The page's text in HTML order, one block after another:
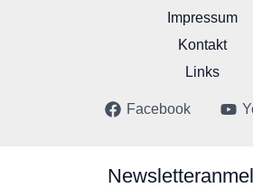
Impressum
Kontakt
Links
Facebook